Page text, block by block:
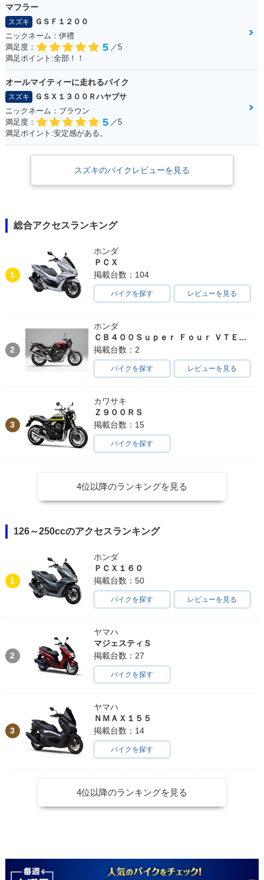
マフラー
スズキ
ＧＳＦ１２００
ニックネーム：伊禮
満足度：
5 ／5
満足ポイント:全部！！
オールマイティーに走れるバイク
スズキ
ＧＳＸ１３００Ｒハヤブサ
ニックネーム：ブラウン
満足度：
5 ／5
満足ポイント:安定感がある。
スズキのバイクレビューを見る
総合アクセスランキング
1
ホンダ
ＰＣＸ
掲載台数：104
バイクを探す レビューを見る
2
ホンダ
ＣＢ４００Ｓｕｐｅｒ Ｆｏｕｒ ＶＴＥＣ ＳＰＥＣ３
掲載台数：2
バイクを探す レビューを見る
3
カワサキ
Ｚ９００ＲＳ
掲載台数：15
バイクを探す
4位以降のランキングを見る
126～250ccのアクセスランキング
1
ホンダ
ＰＣＸ１６０
掲載台数：50
バイクを探す レビューを見る
2
ヤマハ
マジェスティＳ
掲載台数：27
バイクを探す
3
ヤマハ
ＮＭＡＸ１５５
掲載台数：14
バイクを探す
4位以降のランキングを見る